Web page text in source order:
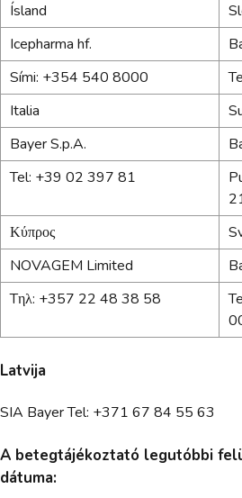
Ísland
Icepharma hf.
Sími: +354 540 8000
Italia
Bayer S.p.A.
Tel: +39 02 397 81
Κύπρος
NOVAGEM Limited
Tηλ: +357 22 48 38 58
Latvija
SIA Bayer Tel: +371 67 84 55 63
A betegtájékoztató legutóbbi
dátuma: